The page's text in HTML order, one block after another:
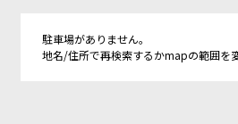
駐車場がありません。
地名/住所で再検索するかmapの範囲を